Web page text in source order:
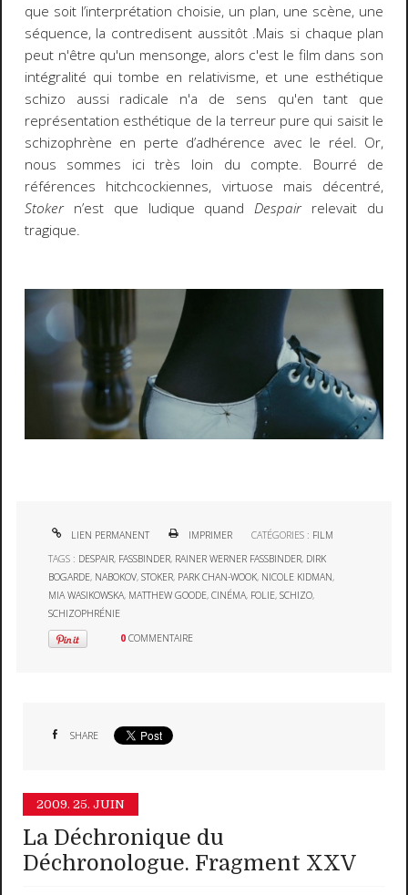
que soit l’interprétation choisie, un plan, une scène, une
séquence, la contredisent aussitôt .Mais si chaque plan
peut n'être qu'un mensonge, alors c'est le film dans son
intégralité qui tombe en relativisme, et une esthétique
schizo aussi radicale n'a de sens qu'en tant que
représentation esthétique de la terreur pure qui saisit le
schizophrène en perte d’adhérence avec le réel. Or,
nous sommes ici très loin du compte. Bourré de
références hitchcockiennes, virtuose mais décentré,
Stokern’est que ludique quandDespairrelevait du
tragique.
LIEN PERMANENT IMPRIMER CATÉGORIES : FILM
TAGS : DESPAIR, FASSBINDER, RAINER WERNER FASSBINDER, DIRK
BOGARDE, NABOKOV,STOKER, PARK CHAN-WOOK, NICOLE KIDMAN,
MIA WASIKOWSKA, MATTHEW GOODE,CINÉMA, FOLIE,SCHIZO,
SCHIZOPHRÉNIE
0 COMMENTAIRE
SHARE
2009. 25. JUIN
La Déchronique du
Déchronologue. Fragment XXV